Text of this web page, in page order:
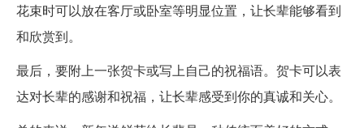
花束时可以放在客厅或卧室等明显位置，让长辈能够看到
和欣赏到。
最后，要附上一张贺卡或写上自己的祝福语。贺卡可以表
达对长辈的感谢和祝福，让长辈感受到你的真诚和关心。